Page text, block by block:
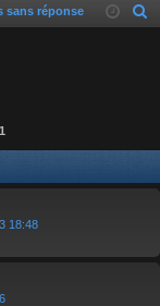
ne nr
sans réponse
c
1
18:48